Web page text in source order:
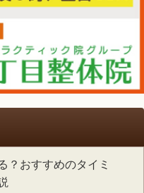
？おすすめのタイミ